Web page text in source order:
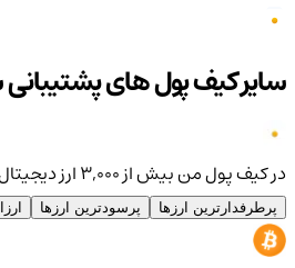
سایر کیف پول های
در کیف پول من بیش از ۳,۰۰۰ ارز دیجیتال قابل معامله وجود دارد
پرطرفدارترین ارزها پرسودترین ارزها